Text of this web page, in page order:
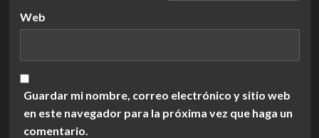
Web
Guardar mi nombre, correo electrónico y sitio web
en este navegador para la próxima vez que haga un
comentario.